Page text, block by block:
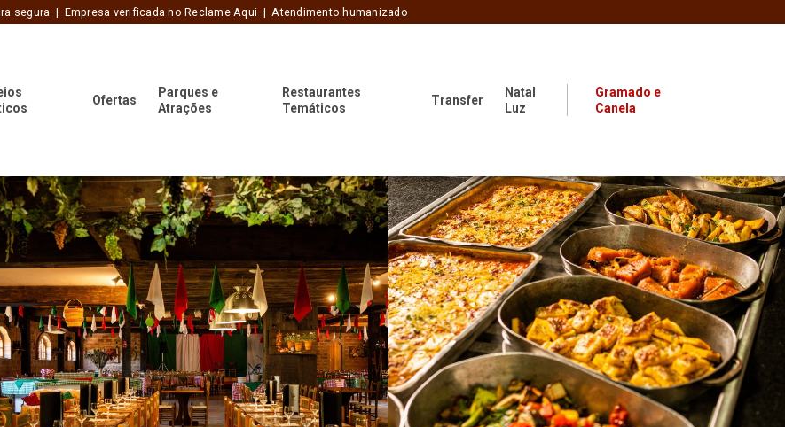
segura | Empresa verificada no Reclame Aqui | Atendimento humanizado
Ofertas
Parques e
Atrações
Restaurantes
Temáticos
Transfer
Natal
Luz
Gramado e
Canela